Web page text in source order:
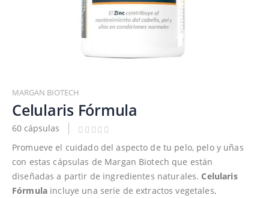
al
comienzo
de
la
galería
imágenes
MARGAN BIOTECH
Celularis Fórmula
60 cápsulas
Promueve el cuidado del aspecto de tu pelo, pelo y uñas
con estas cápsulas de Margan Biotech que están
diseñadas a partir de ingredientes naturales. Celularis
Fórmulaincluye una serie de extractos vegetales,